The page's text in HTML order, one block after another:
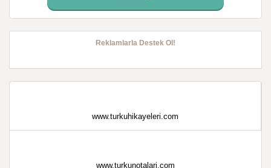
Reklamlarla Destek Ol!
www.turkuhikayeleri.com
www.turkunotalari.com